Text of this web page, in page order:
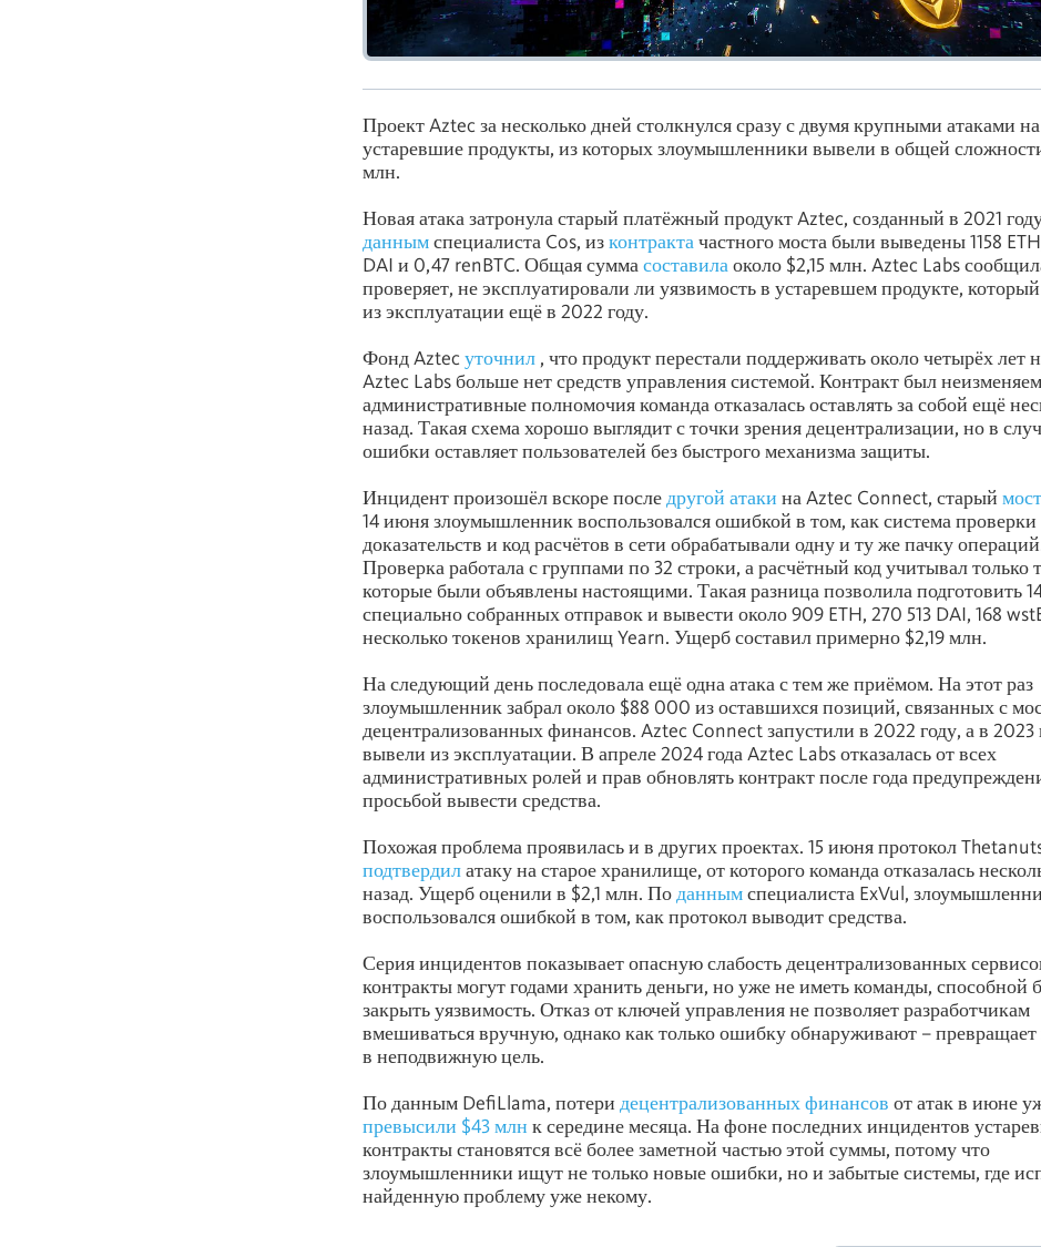
Проект Aztec за несколько дней столкнулся сразу с двумя крупными атаками на
устаревшие продукты, из которых злоумышленники вывели в общей
млн.
Новая атака затронула старый платёжный продукт Aztec, созданный в 2021
даннымспециалиста Cos, изконтракта частного моста были выведены 1158
DAI и 0,47 renBTC. Общая сумма составила около $2,15 млн. Aztec Labs
проверяет, не эксплуатировали ли уязвимость в устаревшем продукте,
из эксплуатации ещё в 2022 году.
Фонд Aztec уточнил , что продукт перестали поддерживать около четырёх лет
Aztec Labs больше нет средств управления системой. Контракт был
административные полномочия команда отказалась оставлять за собой ещё
назад. Такая схема хорошо выглядит с точки зрения децентрализации, но в
ошибки оставляет пользователей без быстрого механизма защиты.
Инцидент произошёл вскоре после другой атаки на Aztec Connect, старый
14 июня злоумышленник воспользовался ошибкой в том, как система проверки
доказательств и код расчётов в сети обрабатывали одну и ту же пачку
Проверка работала с группами по 32 строки, а расчётный код учитывал только
которые были объявлены настоящими. Такая разница позволила подготовить
специально собранных отправок и вывести около 909 ETH, 270 513 DAI, 168
несколько токенов хранилищ Yearn. Ущерб составил примерно $2,19 млн.
На следующий день последовала ещё одна атака с тем же приёмом. На этот раз
злоумышленник забрал около $88 000 из оставшихся позиций, связанных с
децентрализованных финансов. Aztec Connect запустили в 2022 году, а в 2023
вывели из эксплуатации. В апреле 2024 года Aztec Labs отказалась от всех
административных ролей и прав обновлять контракт после года
просьбой вывести средства.
Похожая проблема проявилась и в других проектах. 15 июня протокол
подтвердилатаку на старое хранилище, от которого команда отказалась
назад. Ущерб оценили в $2,1 млн. По даннымспециалиста ExVul,
воспользовался ошибкой в том, как протокол выводит средства.
Серия инцидентов показывает опасную слабость децентрализованных
контракты могут годами хранить деньги, но уже не иметь команды, способной
закрыть уязвимость. Отказ от ключей управления не позволяет разработчикам
вмешиваться вручную, однако как только ошибку обнаруживают – превращает
в неподвижную цель.
По данным DefiLlama, потери децентрализованных финансов от атак в июне
превысили $43 млн к середине месяца. На фоне последних инцидентов
контракты становятся всё более заметной частью этой суммы, потому что
злоумышленники ищут не только новые ошибки, но и забытые системы, где
найденную проблему уже некому.